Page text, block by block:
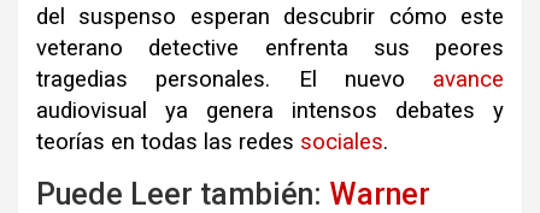
del suspenso esperan descubrir cómo este
veterano detective enfrenta sus peores
tragedias personales. El nuevo avance
audiovisual ya genera intensos debates y
teorías en todas las redes sociales.
Puede Leer también: Warner